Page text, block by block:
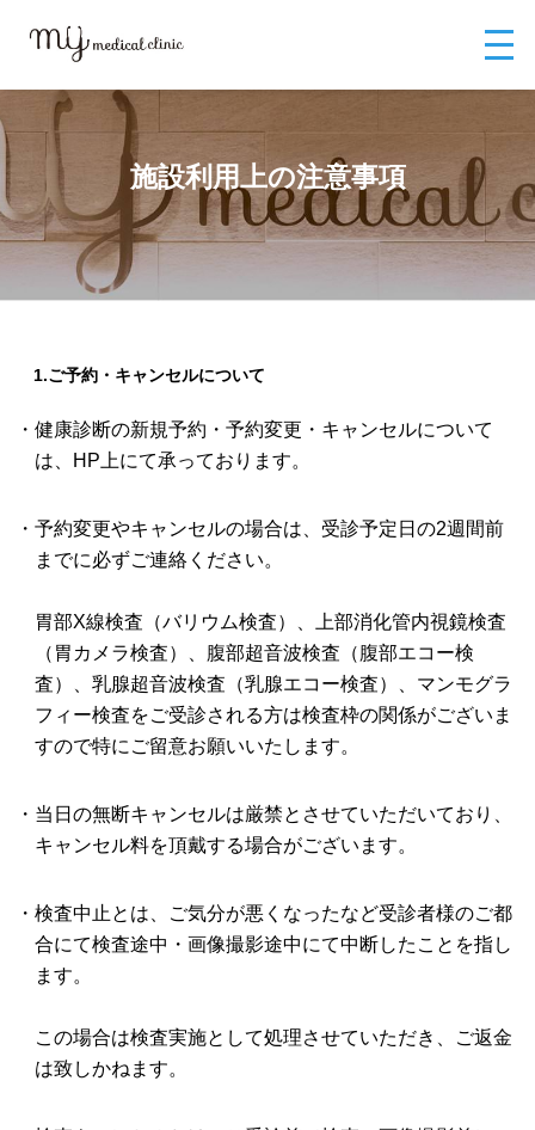
施設利用上の注意事項
施設利用上の注意事項
1.ご予約・キャンセルについて
・健康診断の新規予約・予約変更・キャンセルについて
は、HP上にて承っております。
・予約変更やキャンセルの場合は、受診予定日の2週間前
までに必ずご連絡ください。
胃部X線検査（バリウム検査）、上部消化管内視鏡検査
（胃カメラ検査）、腹部超音波検査（腹部エコー検
査）、乳腺超音波検査（乳腺エコー検査）、マンモグラ
フィー検査をご受診される方は検査枠の関係がございま
すので特にご留意お願いいたします。
・当日の無断キャンセルは厳禁とさせていただいており、
キャンセル料を頂戴する場合がございます。
・検査中止とは、ご気分が悪くなったなど受診者様のご都
合にて検査途中・画像撮影途中にて中断したことを指し
ます。
この場合は検査実施として処理させていただき、ご返金
は致しかねます。